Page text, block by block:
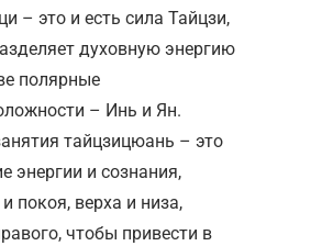
– это и есть сила Тайцзи,
духовную энергию
полярные
– Инь и Ян.
тайцзицюань – это
энергии и сознания,
покоя, верха и низа,
чтобы привести в